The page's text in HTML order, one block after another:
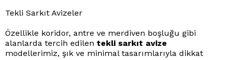
Tekli Sarkıt Avizeler
Özellikle koridor, antre ve merdiven boşluğu gibi
alanlarda tercih edilen tekli sarkıt avize
modellerimiz, şık ve minimal tasarımlarıyla dikkat